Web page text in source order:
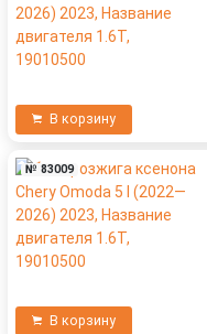
В корзину
№ 83009
В корзину